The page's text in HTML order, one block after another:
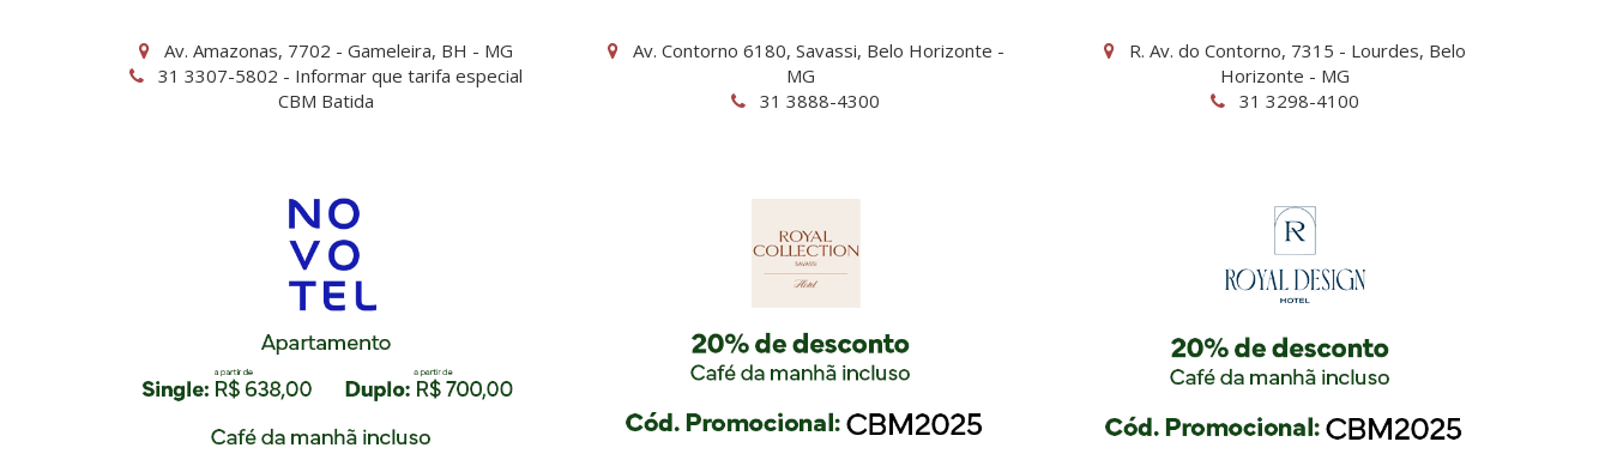
Av. Amazonas, 7702 - Gameleira, BH - MG
31 3307-5802 - Informar que tarifa especial
CBM Batida
Av. Contorno 6180, Savassi, Belo Horizonte -
MG
31 3888-4300
R. Av. do Contorno, 7315 - Lourdes, Belo
Horizonte - MG
31 3298-4100